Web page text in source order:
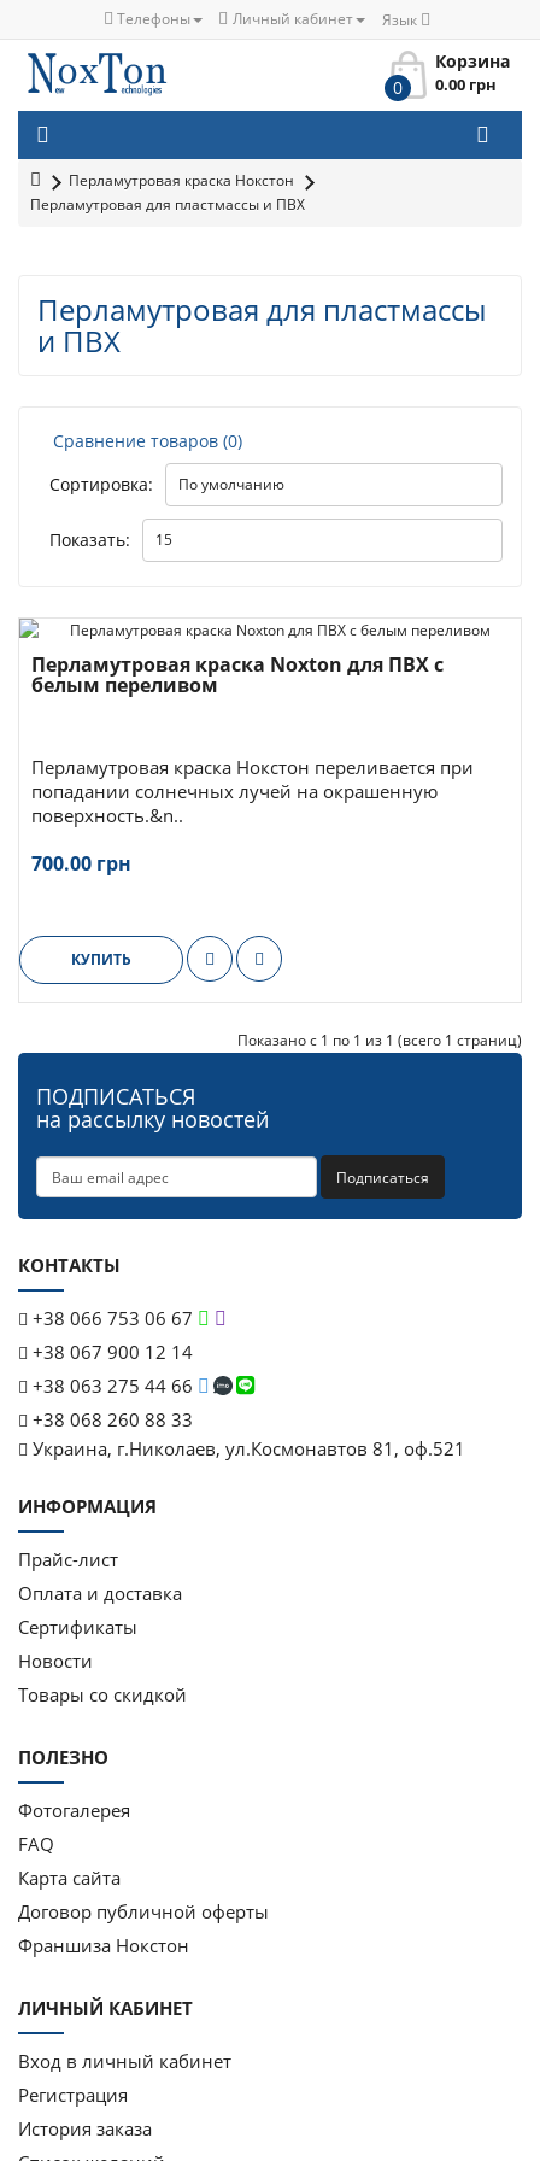
Телефоны Личный кабинет Язык
Корзина
0
0.00 грн
Перламутровая краска Нокстон
Перламутровая для пластмассы и ПВХ
Перламутровая для пластмассы
и ПВХ
Сравнение товаров (0)
Сортировка:
Показать:
Перламутровая краска Noxton для ПВХ с
белым переливом
Перламутровая краска Нокстон переливается при
попадании солнечных лучей на окрашенную
поверхность.&n..
700.00 грн
КУПИТЬ
Показано с 1 по 1 из 1 (всего 1 страниц)
ПОДПИСАТЬСЯ
на рассылку новостей
Подписаться
КОНТАКТЫ
+38 066 753 06 67
+38 067 900 12 14
+38 063 275 44 66
+38 068 260 88 33
Украина, г.Николаев, ул.Космонавтов 81, оф.521
ИНФОРМАЦИЯ
Прайс-лист
Оплата и доставка
Сертификаты
Новости
Товары со скидкой
ПОЛЕЗНО
Фотогалерея
FAQ
Карта сайта
Договор публичной оферты
Франшиза Нокстон
ЛИЧНЫЙ КАБИНЕТ
Вход в личный кабинет
Регистрация
История заказа